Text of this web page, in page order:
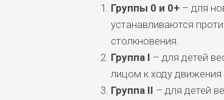
Группы 0 и 0+– для
устанавливаются
столкновения.
Группа I – для детей
лицом к ходу
Группа II – для детей